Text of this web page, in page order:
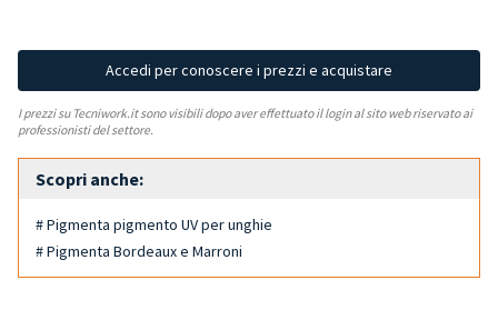
Accedi per conoscere i prezzi e acquistare
I prezzi su Tecniwork.it sono visibili dopo aver effettuato il login al sito web riservato ai
professionisti del settore.
Scopri anche:
# Pigmenta pigmento UV per unghie
# Pigmenta Bordeaux e Marroni